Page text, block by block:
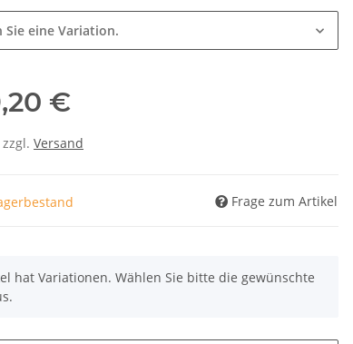
Sie eine Variation.
€
Versand
Frage zum Artikel
hat Variationen. Wählen Sie bitte die gewünschte